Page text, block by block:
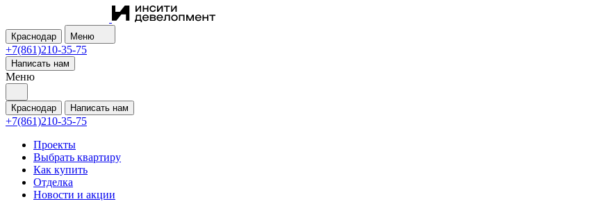
Краснодар Меню
+7(861)210-35-75
Написать нам
Меню
Краснодар Написать нам
+7(861)210-35-75
Проекты
Выбрать квартиру
Как купить
Отделка
Новости и акции